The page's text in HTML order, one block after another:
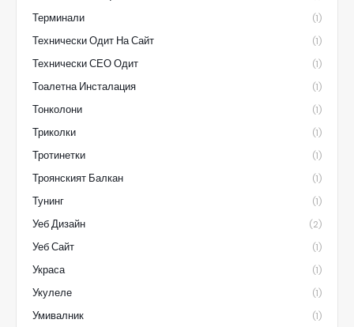
Терминали (1)
Технически Одит На Сайт (1)
Технически СЕО Одит (1)
Тоалетна Инсталация (1)
Тонколони (1)
Триколки (1)
Тротинетки (1)
Троянският Балкан (1)
Тунинг (1)
Уеб Дизайн (2)
Уеб Сайт (1)
Украса (1)
Укулеле (1)
Умивалник (1)